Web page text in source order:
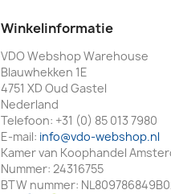
Winkelinformatie
VDO Webshop Warehouse
Blauwhekken 1E
4751 XD Oud Gastel
Nederland
Telefoon: +31 (0) 85 013 7980
E-mail: info@vdo-webshop.nl
Kamer van Koophandel
Nummer: 24316755
BTW nummer: